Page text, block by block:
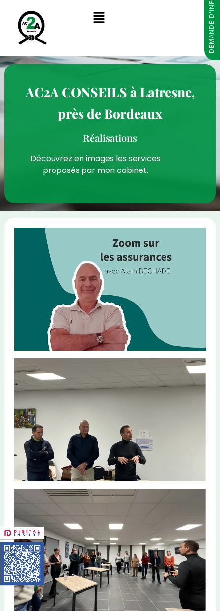
AC2A CONSEILS à Latresne,
près de Bordeaux
Réalisations
Découvrez en images les services
proposés par mon cabinet.